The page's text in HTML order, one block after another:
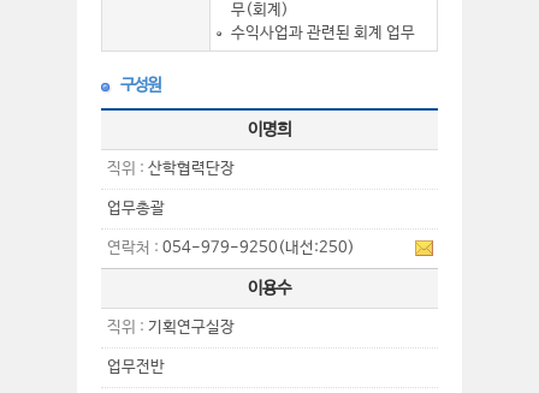
무(회계)
수익사업과 관련된 회계 업무
구성원
이명희
직위 : 산학협력단장
업무총괄
연락처 : 054-979-9250(내선:250)
이용수
직위 : 기획연구실장
업무전반